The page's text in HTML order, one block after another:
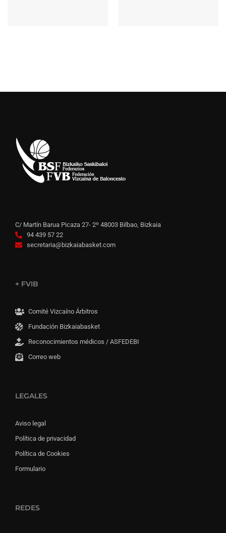
C/ Martín Barua Picaza 27- 2º 48003 Bilbao, Bizkaia
94 439 57 22
secretaria@bizkaiabasket.com
+ FVIB
Comité Vizcaíno Árbitros
Fundación Bizkaiabasket
Reconocimientos médicos / ASFEDEBI
Correo web
LEGALES
Aviso legal
Política de privacidad
Política de Cookies
Formulario
REDES